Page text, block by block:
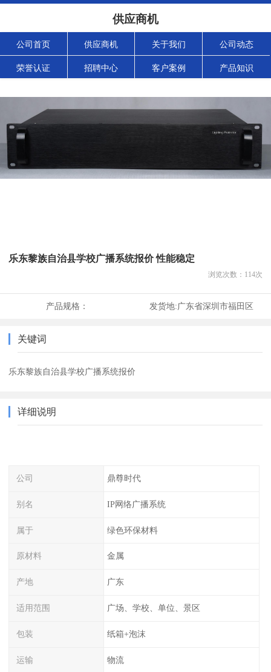
供应商机
公司首页 供应商机 关于我们 公司动态
荣誉认证 招聘中心 客户案例 产品知识
乐东黎族自治县学校广播系统报价 性能稳定
浏览次数： 114次
产品规格： 发货地:广东省深圳市福田区
关键词
乐东黎族自治县学校广播系统报价
详细说明
公司 鼎尊时代
别名 IP网络广播系统
属于 绿色环保材料
原材料 金属
产地 广东
适用范围 广场、学校、单位、景区
包装 纸箱+泡沫
运输 物流